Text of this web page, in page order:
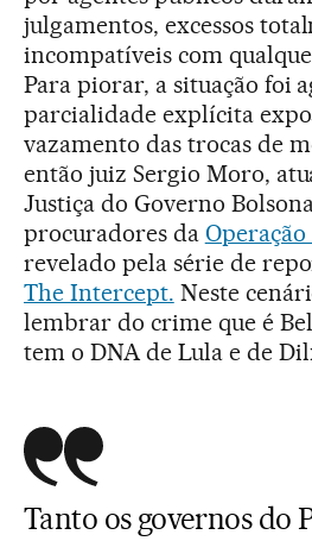
julgamentos, excessos
incompatíveis com
Para piorar, a situação foi
parcialidade explícita
vazamento das trocas de
então juiz Sergio Moro,
Justiça do Governo
procuradores da Operação
revelado pela série de
The Intercept. Neste
lembrar do crime que é
tem o DNA de Lula e de
Tanto os governos do